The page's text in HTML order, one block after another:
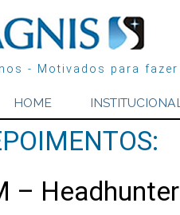
- Motivados para fazer
HOME
–